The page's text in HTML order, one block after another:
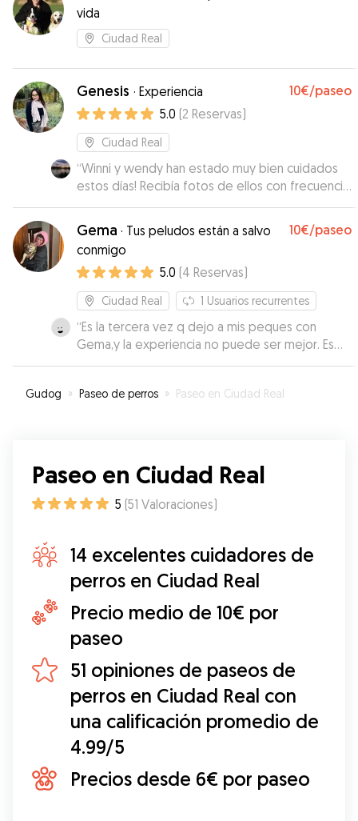
vida
Ciudad Real
Genesis · Experiencia 10€/paseo
5.0 (2 Reservas)
Ciudad Real
“Winni y wendy han estado muy bien cuidados
estos días! Recibía fotos de ellos con frecuencia
muchas gracias por cuidarlos, repetiremos!”
Gema · Tus peludos están a salvo
conmigo
10€/paseo
5.0 (4 Reservas)
Ciudad Real 1 Usuarios recurrentes
“Es la tercera vez q dejo a mis peques con
Gema,y la experiencia no puede ser mejor. Es
muy cariñosa con ellos y los peques estan
mucha tranquilidad el saber q estan en buenas
Gudog » Paseo de perros » Paseo en Ciudad Real
Paseo en Ciudad Real
5 (51 Valoraciones)
14 excelentes cuidadores de
perros en Ciudad Real
Precio medio de 10€ por
paseo
51 opiniones de paseos de
perros en Ciudad Real con
una calificación promedio de
4.99/5
Precios desde 6€ por paseo